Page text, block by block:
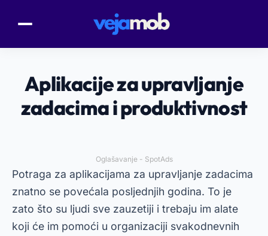
Aplikacije za upravljanje
zadacima i produktivnost
Oglašavanje - SpotAds
Potraga za aplikacijama za upravljanje zadacima
znatno se povećala posljednjih godina. To je
zato što su ljudi sve zauzetiji i trebaju im alate
koji će im pomoći u organizaciji svakodnevnih